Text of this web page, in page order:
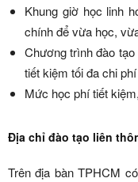
Khung giờ học linh
chính để vừa học,
Chương trình đào
tiết kiệm tối đa chi
Mức học phí tiết
Địa chỉ đào tạo liên
Trên địa bàn TPHCM